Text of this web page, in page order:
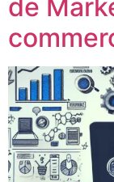
de